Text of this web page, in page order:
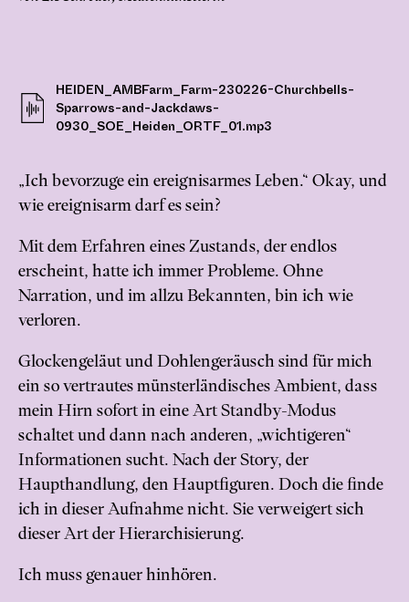
HEIDEN_AMBFarm_Farm-230226-Churchbells-
Sparrows-and-Jackdaws-
0930_SOE_Heiden_ORTF_01.mp3
„Ich bevorzuge ein ereignisarmes Leben.“ Okay, und
wie ereignisarm darf es sein?
Mit dem Erfahren eines Zustands, der endlos
erscheint, hatte ich immer Probleme. Ohne
Narration, und im allzu Bekannten, bin ich wie
verloren.
Glockengeläut und Dohlengeräusch sind für mich
ein so vertrautes münsterländisches Ambient, dass
mein Hirn sofort in eine Art Standby-Modus
schaltet und dann nach anderen, „wichtigeren“
Informationen sucht. Nach der Story, der
Haupthandlung, den Hauptfiguren. Doch die finde
ich in dieser Aufnahme nicht. Sie verweigert sich
dieser Art der Hierarchisierung.
Ich muss genauer hinhören.